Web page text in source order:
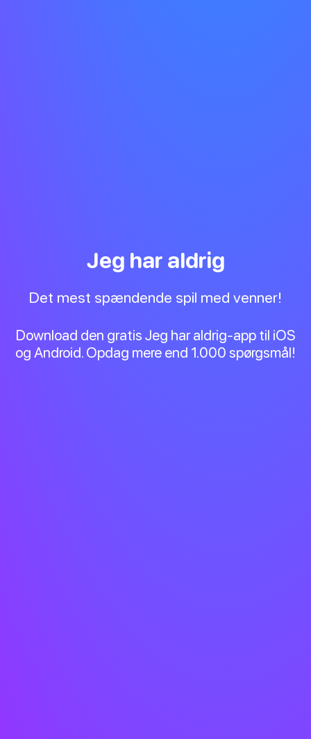
Jeg har aldrig
Det mest spændende spil med venner!
Download den gratis Jeg har aldrig-app til iOS
og Android. Opdag mere end 1.000 spørgsmål!